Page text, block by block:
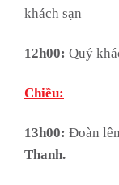
khách sạn
12h00: Quý
Chiều:
13h00: Đoàn
Thanh.